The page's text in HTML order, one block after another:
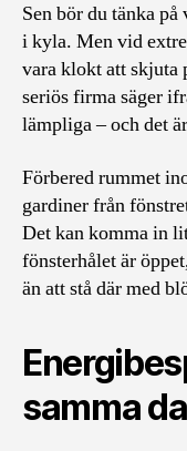
Sen bör du tänka
i kyla. Men vid
vara klokt att skjuta
seriös firma säger
lämpliga – och det
Förbered rummet
gardiner från
Det kan komma in
fönsterhålet är
än att stå där med
samma